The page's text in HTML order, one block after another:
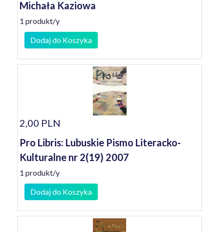
Michała Kaziowa
1 produkt/y
Dodaj do Koszyka
2,00 PLN
Pro Libris: Lubuskie Pismo Literacko-
Kulturalne nr 2(19) 2007
1 produkt/y
Dodaj do Koszyka